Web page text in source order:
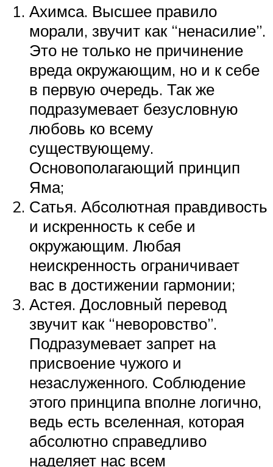
Ахимса. Высшее правило
морали, звучит как “ненасилие”.
Это не только не причинение
вреда окружающим, но и к себе
в первую очередь. Так же
подразумевает безусловную
любовь ко всему
существующему.
Основополагающий принцип
Яма;
Сатья. Абсолютная правдивость
и искренность к себе и
окружающим. Любая
неискренность ограничивает
вас в достижении гармонии;
Астея. Дословный перевод
звучит как “неворовство”.
Подразумевает запрет на
присвоение чужого и
незаслуженного. Соблюдение
этого принципа вполне логично,
ведь есть вселенная, которая
абсолютно справедливо
наделяет нас всем